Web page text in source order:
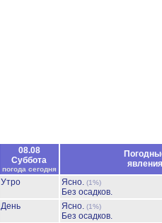
08.08
Суббота
погода сегодня
явления
Утро
Ясно. (1%)
Без осадков.
День
Ясно. (1%)
Без осадков.